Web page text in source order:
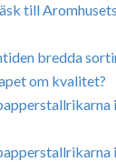
till
bredda
om kvalitet?